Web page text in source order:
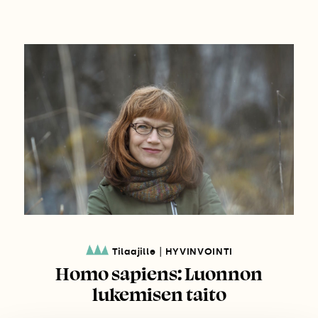
Tilaajille HYVINVOINTI
Homo sapiens: Luonnon
lukemisen taito